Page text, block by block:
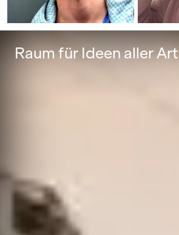
Raum für Ideen aller Art